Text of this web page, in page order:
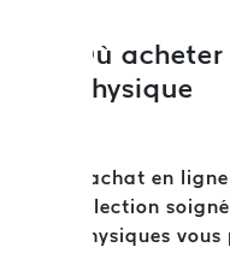
Où
physique
L'achat en
sélection
physiques